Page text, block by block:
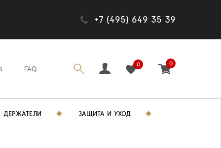
+7 (495) 649 35 39
FAQ
0 0
ДЕРЖАТЕЛИ ЗАЩИТА И УХОД